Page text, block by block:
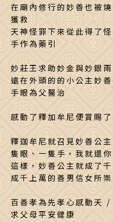
在廟內修行的妙善也被
獲救
天神怪罪下來從此得了
手作為藥引
妙莊王求助妙金與妙銀
遠在外頭的的小公主妙
手眼為父醫治
感動了釋加牟尼便賞賜
釋迦牟尼就召見妙善公
隻眼、一隻手，我就還
這樣，妙善公主就成了
成千上萬的善男信女所
百善孝為先孝心感動天
求父母平安健康